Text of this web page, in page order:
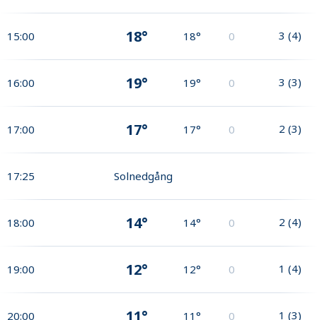
15:00 18° 18° 0 3 (4)
16:00 19° 19° 0 3 (3)
17:00 17° 17° 0 2 (3)
17:25 Solnedgång
18:00 14° 14° 0 2 (4)
19:00 12° 12° 0 1 (4)
20:00 11° 11° 0 1 (3)